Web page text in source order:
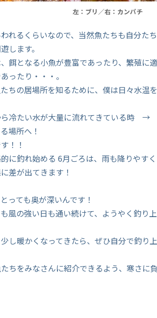
左：ブリ／右：カンパチ
われるくらいなので、当然魚たちも自分た
します。
餌となる小魚が豊富であったり、繁殖に
ったり・・・。
ちの居場所を知るために、僕は日々水温
ら冷たい水が大量に流れてきている時 →
場所へ！
！！
に釣れ始める 6月ごろは、雨も降りやす
差が出てきます！
っても奥が深いんです！
風の強い日も通い続けて、ようやく釣り
し暖かくなってきたら、ぜひ自分で釣り
ちをみなさんに紹介できるよう、寒さに